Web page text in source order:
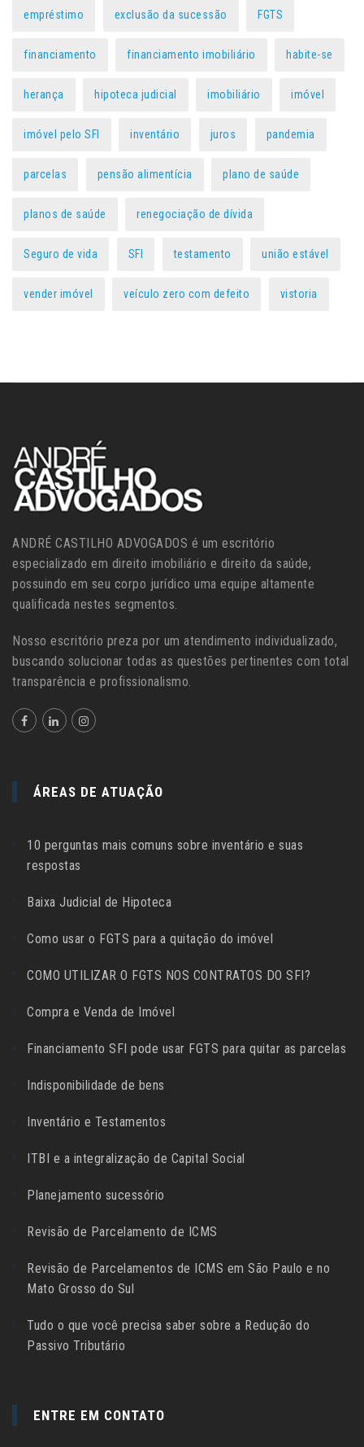
empréstimo exclusão da sucessão FGTS
financiamento financiamento imobiliário habite-se
herança hipoteca judicial imobiliário imóvel
imóvel pelo SFI inventário juros pandemia
parcelas pensão alimentícia plano de saúde
planos de saúde renegociação de dívida
Seguro de vida SFI testamento união estável
vender imóvel veículo zero com defeito vistoria
ANDRÉ CASTILHO ADVOGADOS é um escritório
especializado em direito imobiliário e direito da saúde,
possuindo em seu corpo jurídico uma equipe altamente
qualificada nestes segmentos.
Nosso escritório preza por um atendimento individualizado,
buscando solucionar todas as questões pertinentes com total
transparência e profissionalismo.
ÁREAS DE ATUAÇÃO
10 perguntas mais comuns sobre inventário e suas
respostas
Baixa Judicial de Hipoteca
Como usar o FGTS para a quitação do imóvel
COMO UTILIZAR O FGTS NOS CONTRATOS DO SFI?
Compra e Venda de Imóvel
Financiamento SFI pode usar FGTS para quitar as parcelas
Indisponibilidade de bens
Inventário e Testamentos
ITBI e a integralização de Capital Social
Planejamento sucessório
Revisão de Parcelamento de ICMS
Revisão de Parcelamentos de ICMS em São Paulo e no
Mato Grosso do Sul
Tudo o que você precisa saber sobre a Redução do
Passivo Tributário
ENTRE EM CONTATO